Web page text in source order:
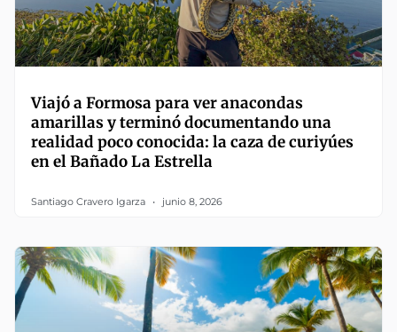
Viajó a Formosa para ver anacondas
amarillas y terminó documentando una
realidad poco conocida: la caza de curiyúes
en el Bañado La Estrella
Santiago Cravero Igarza junio 8, 2026